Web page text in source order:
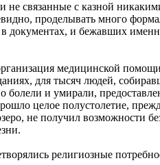
связанные с казной
проделывать много
документах, и бежавших
медицинской
для тысяч людей,
болели и умирали,
целое полустолетие,
не получил возможности
религиозные